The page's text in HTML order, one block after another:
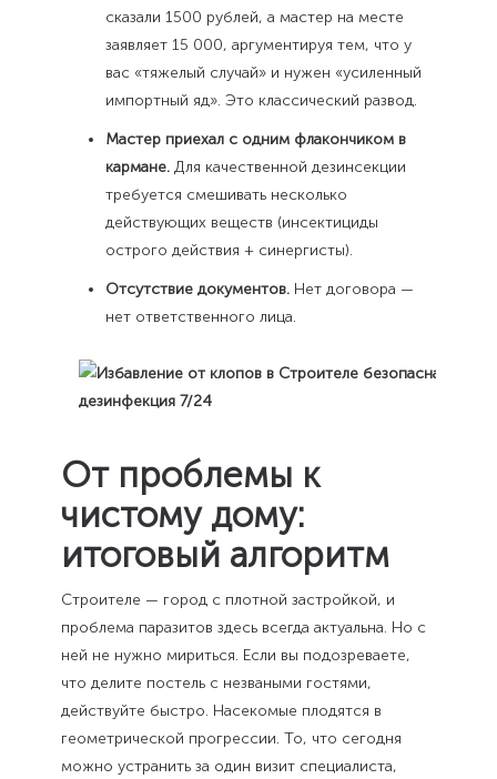
сказали 1500 рублей, а мастер на месте
заявляет 15 000, аргументируя тем, что у
вас «тяжелый случай» и нужен «усиленный
импортный яд». Это классический развод.
Мастер приехал с одним флакончиком в
кармане.Для качественной дезинсекции
требуется смешивать несколько
действующих веществ (инсектициды
острого действия + синергисты).
Отсутствие документов.Нет договора —
нет ответственного лица.
От проблемы к
чистому дому:
итоговый алгоритм
Строителе — город с плотной застройкой, и
проблема паразитов здесь всегда актуальна. Но с
ней не нужно мириться. Если вы подозреваете,
что делите постель с незваными гостями,
действуйте быстро. Насекомые плодятся в
геометрической прогрессии. То, что сегодня
можно устранить за один визит специалиста,